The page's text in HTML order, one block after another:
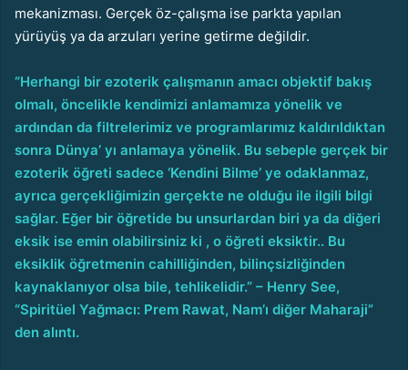
mekanizması. Gerçek öz-çalışma ise parkta yapılan
yürüyüş ya da arzuları yerine getirme değildir.
“Herhangi bir ezoterik çalışmanın amacı objektif bakış
olmalı, öncelikle kendimizi anlamamıza yönelik ve
ardından da filtrelerimiz ve programlarımız kaldırıldıktan
sonra Dünya’ yı anlamaya yönelik. Bu sebeple gerçek bir
ezoterik öğreti sadece ‘Kendini Bilme’ ye odaklanmaz,
ayrıca gerçekliğimizin gerçekte ne olduğu ile ilgili bilgi
sağlar. Eğer bir öğretide bu unsurlardan biri ya da diğeri
eksik ise emin olabilirsiniz ki , o öğreti eksiktir.. Bu
eksiklik öğretmenin cahilliğinden, bilinçsizliğinden
kaynaklanıyor olsa bile, tehlikelidir.” – Henry See,
“Spiritüel Yağmacı: Prem Rawat, Nam’ı diğer Maharaji”
den alıntı.